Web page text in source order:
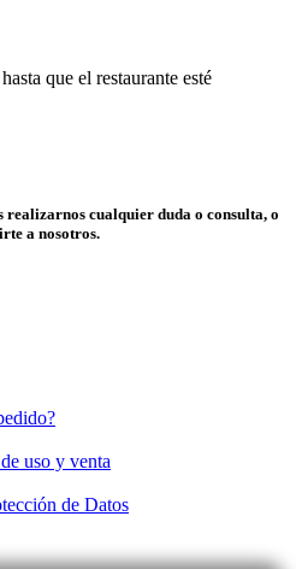
que el restaurante esté
realizarnos cualquier duda o consulta, o
a nosotros.
uso y venta
de Datos